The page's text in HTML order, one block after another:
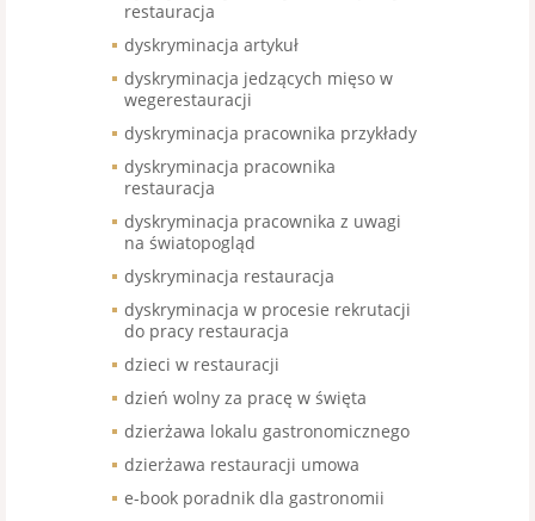
restauracja
dyskryminacja artykuł
dyskryminacja jedzących mięso w
wegerestauracji
dyskryminacja pracownika przykłady
dyskryminacja pracownika
restauracja
dyskryminacja pracownika z uwagi
na światopogląd
dyskryminacja restauracja
dyskryminacja w procesie rekrutacji
do pracy restauracja
dzieci w restauracji
dzień wolny za pracę w święta
dzierżawa lokalu gastronomicznego
dzierżawa restauracji umowa
e-book poradnik dla gastronomii